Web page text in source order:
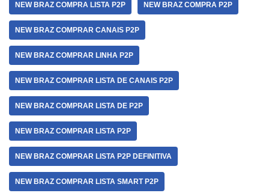
NEW BRAZ COMPRA LISTA P2P NEW BRAZ COMPRA P2P
NEW BRAZ COMPRAR CANAIS P2P
NEW BRAZ COMPRAR LINHA P2P
NEW BRAZ COMPRAR LISTA DE CANAIS P2P
NEW BRAZ COMPRAR LISTA DE P2P
NEW BRAZ COMPRAR LISTA P2P
NEW BRAZ COMPRAR LISTA P2P DEFINITIVA
NEW BRAZ COMPRAR LISTA SMART P2P